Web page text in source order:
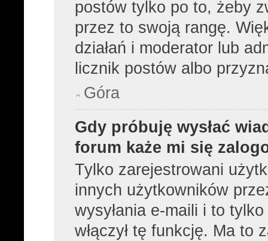
postów tylko po to, żeby
przez to swoją rangę.
działań i moderator lub
licznik postów albo
Góra
Gdy próbuję wysłać
forum każe mi się
Tylko zarejestrowani
innych użytkowników
wysyłania e-maili i to
włączył tę funkcję. Ma to